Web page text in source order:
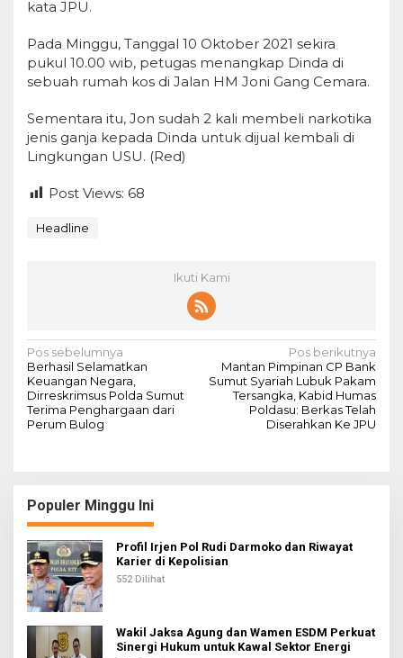
kata JPU.
Pada Minggu, Tanggal 10 Oktober 2021 sekira
pukul 10.00 wib, petugas menangkap Dinda di
sebuah rumah kos di Jalan HM Joni Gang Cemara.
Sementara itu, Jon sudah 2 kali membeli narkotika
jenis ganja kepada Dinda untuk dijual kembali di
Lingkungan USU. (Red)
Post Views: 68
Headline
Ikuti Kami
N
a
v
i
s
i
p
o
s
Pos sebelumnya
Berhasil Selamatkan
Keuangan Negara,
Dirreskrimsus Polda Sumut
Terima Penghargaan dari
Perum Bulog
Pos berikutnya
Mantan Pimpinan CP Bank
Sumut Syariah Lubuk Pakam
Tersangka, Kabid Humas
Poldasu: Berkas Telah
Diserahkan Ke JPU
Populer Minggu Ini
Profil Irjen Pol Rudi Darmoko dan Riwayat
Karier di Kepolisian
552 Dilihat
Wakil Jaksa Agung dan Wamen ESDM Perkuat
Sinergi Hukum untuk Kawal Sektor Energi